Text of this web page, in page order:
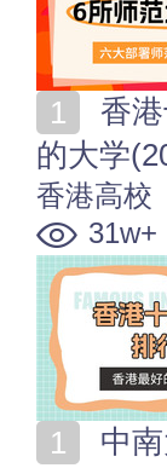
的大学
香港高校
31w+